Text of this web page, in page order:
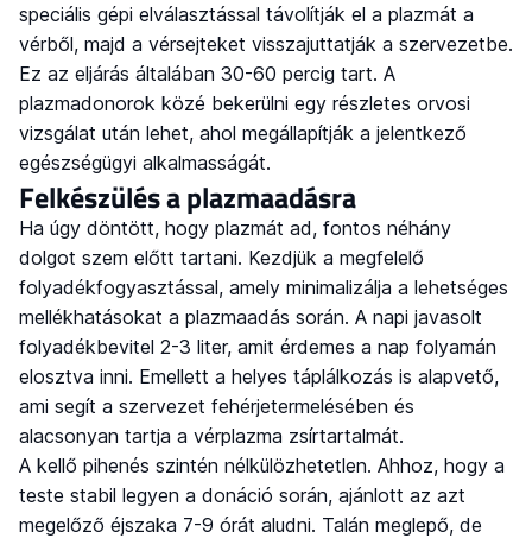
speciális gépi elválasztással távolítják el a plazmát a
vérből, majd a vérsejteket visszajuttatják a szervezetbe.
Ez az eljárás általában 30-60 percig tart. A
plazmadonorok közé bekerülni egy részletes orvosi
vizsgálat után lehet, ahol megállapítják a jelentkező
egészségügyi alkalmasságát.
Felkészülés a plazmaadásra
Ha úgy döntött, hogy plazmát ad, fontos néhány
dolgot szem előtt tartani. Kezdjük a megfelelő
folyadékfogyasztással, amely minimalizálja a lehetséges
mellékhatásokat a plazmaadás során. A napi javasolt
folyadékbevitel 2-3 liter, amit érdemes a nap folyamán
elosztva inni. Emellett a helyes táplálkozás is alapvető,
ami segít a szervezet fehérjetermelésében és
alacsonyan tartja a vérplazma zsírtartalmát.
A kellő pihenés szintén nélkülözhetetlen. Ahhoz, hogy a
teste stabil legyen a donáció során, ajánlott az azt
megelőző éjszaka 7-9 órát aludni. Talán meglepő, de